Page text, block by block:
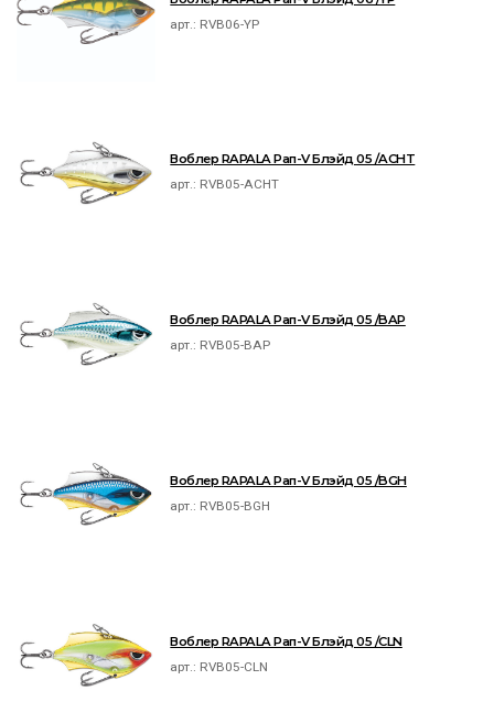
арт.: RVB06-YP
Воблер RAPALA Рап-V Блэйд 05 /ACHT
арт.: RVB05-ACHT
Воблер RAPALA Рап-V Блэйд 05 /BAP
арт.: RVB05-BAP
Воблер RAPALA Рап-V Блэйд 05 /BGH
арт.: RVB05-BGH
Воблер RAPALA Рап-V Блэйд 05 /CLN
арт.: RVB05-CLN